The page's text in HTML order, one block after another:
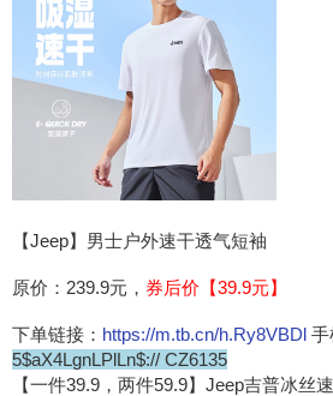
【Jeep】男士户外速干透气短袖
原价：239.9元， 券后价【39.9元】
下单链接： https://m.tb.cn/h.Ry8VBDl 手
5$aX4LgnLPlLn$:// CZ6135
【一件39.9，两件59.9】Jeep吉普冰丝